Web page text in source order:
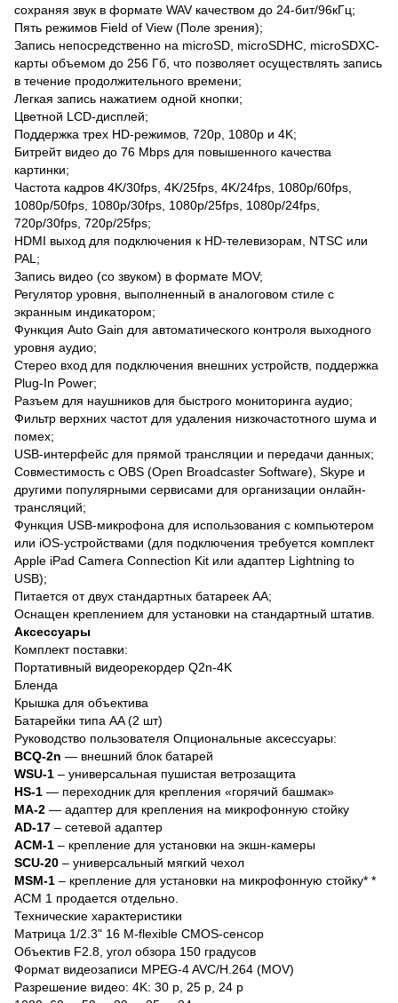
сохраняя звук в формате WAV качеством до 24-бит/96кГц;
Пять режимов Field of View (Поле зрения);
Запись непосредственно на microSD, microSDHC, microSDXC-
карты объемом до 256 Гб, что позволяет осуществлять запись
в течение продолжительного времени;
Легкая запись нажатием одной кнопки;
Цветной LCD-дисплей;
Поддержка трех HD-режимов, 720p, 1080p и 4K;
Битрейт видео до 76 Mbps для повышенного качества
картинки;
Частота кадров 4K/30fps, 4K/25fps, 4K/24fps, 1080p/60fps,
1080p/50fps, 1080p/30fps, 1080p/25fps, 1080p/24fps,
720p/30fps, 720p/25fps;
HDMI выход для подключения к HD-телевизорам, NTSC или
PAL;
Запись видео (со звуком) в формате MOV;
Регулятор уровня, выполненный в аналоговом стиле с
экранным индикатором;
Функция Auto Gain для автоматического контроля выходного
уровня аудио;
Стерео вход для подключения внешних устройств, поддержка
Plug-In Power;
Разъем для наушников для быстрого мониторинга аудио;
Фильтр верхних частот для удаления низкочастотного шума и
помех;
USB-интерфейс для прямой трансляции и передачи данных;
Совместимость с OBS (Open Broadcaster Software), Skype и
другими популярными сервисами для организации онлайн-
трансляций;
Функция USB-микрофона для использования с компьютером
или iOS-устройствами (для подключения требуется комплект
Apple iPad Camera Connection Kit или адаптер Lightning to
USB);
Питается от двух стандартных батареек АА;
Оснащен креплением для установки на стандартный штатив.
Аксессуары
Комплект поставки:
Портативный видеорекордер Q2n-4K
Бленда
Крышка для объектива
Батарейки типа AA (2 шт)
Руководство пользователя Опциональные аксессуары:
BCQ-2n — внешний блок батарей
WSU-1 – универсальная пушистая ветрозащита
HS-1 — переходник для крепления «горячий башмак»
MA-2 — адаптер для крепления на микрофонную стойку
AD-17 – сетевой адаптер
ACM-1 – крепление для установки на экшн-камеры
SCU-20 – универсальный мягкий чехол
MSM-1 – крепление для установки на микрофонную стойку* *
ACM 1 продается отдельно.
Технические характеристики
Матрица 1/2.3" 16 M-flexible CMOS-сенсор
Объектив F2.8, угол обзора 150 градусов
Формат видеозаписи MPEG-4 AVC/H.264 (MOV)
Разрешение видео: 4K: 30 p, 25 p, 24 p